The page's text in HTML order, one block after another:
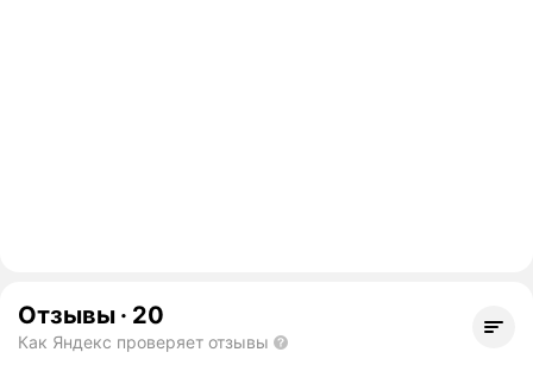
Отзывы · 20
Как Яндекс проверяет отзывы